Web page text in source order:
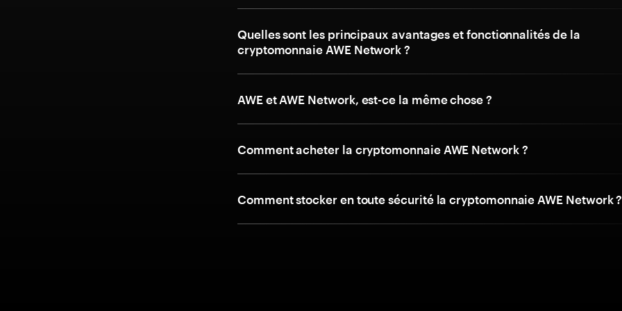
Quelles sont les principaux avantages et fonctionnalités de la
cryptomonnaie AWE Network ?
AWE et AWE Network, est-ce la même chose ?
Comment acheter la cryptomonnaie AWE Network ?
Comment stocker en toute sécurité la cryptomonnaie AWE Network ?